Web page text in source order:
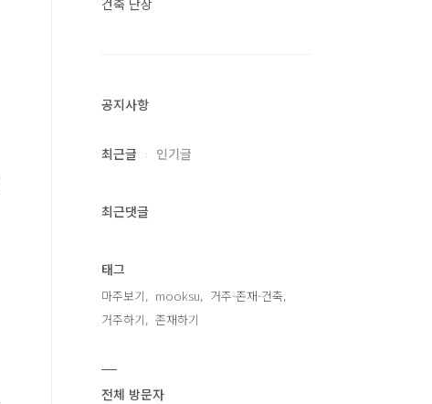
건축 단상
공지사항
최근글 인기글
최근댓글
태그
마주보기 mooksu
거주-존재-건축
거주하기
존재하기
전체 방문자